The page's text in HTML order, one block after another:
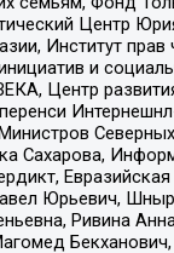
Центр
Институт
и
Центр
Сахарова,
Юрьевич,
Ривина